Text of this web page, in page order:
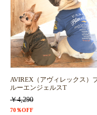
お買い物を続ける
AVIREX（アヴィレックス）
ルーエンジェルスT
￥4,290
70％OFF